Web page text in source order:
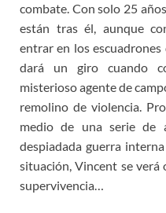
combate. Con solo 25
están tras él, aunque
entrar en los
dará un giro cuando
misterioso agente de
remolino de violencia.
medio de una serie de
despiadada guerra
situación, Vincent se
supervivencia…